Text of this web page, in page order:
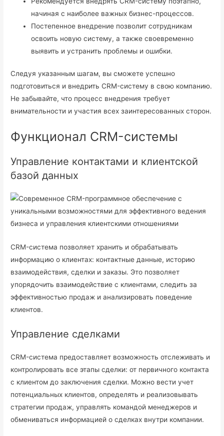
начиная с наиболее важных бизнес-процессов.
Постепенное внедрение позволит сотрудникам
освоить новую систему, а также своевременно
выявить и устранить проблемы и ошибки.
Следуя указанным шагам, вы сможете успешно
подготовиться и внедрить CRM-систему в свою компанию.
Не забывайте, что процесс внедрения требует
внимательности и участия всех заинтересованных сторон.
Функционал CRM-системы
Управление контактами и клиентской
базой данных
CRM-система позволяет хранить и обрабатывать
информацию о клиентах: контактные данные, историю
взаимодействия, сделки и заказы. Это позволяет
упорядочить взаимодействие с клиентами, следить за
эффективностью продаж и анализировать поведение
клиентов.
Управление сделками
CRM-система предоставляет возможность отслеживать и
контролировать все этапы сделки: от первичного контакта
с клиентом до заключения сделки. Можно вести учет
потенциальных клиентов, определять и реализовывать
стратегии продаж, управлять командой менеджеров и
обмениваться информацией о сделках внутри компании.